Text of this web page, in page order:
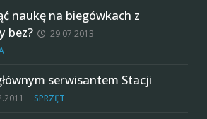
naukę na biegówkach z
bez?
29.07.2013
serwisantem Stacji
SPRZĘT